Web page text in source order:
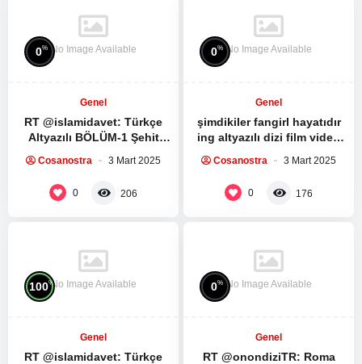
No Image Available
0%
Genel
RT @islamidavet: Türkçe
Altyazılı BÖLÜM-1 Şehit
medya sitesi ile yaptığı
Cosanostra 3 Mart 2025
0 206
No Image Available
0%
Genel
şimdikiler fangirl hayatıdır
ing altyazılı dizi film video
sahip değil mi…
Cosanostra 3 Mart 2025
0 176
No Image Available
100%
Genel
RT @islamidavet: Türkçe
No Image Available
0%
Genel
RT @onondiziTR: Roma